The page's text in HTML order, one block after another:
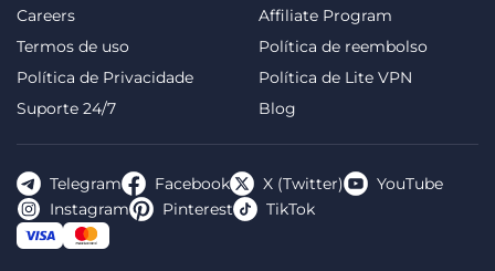
Careers
Affiliate Program
Termos de uso
Política de reembolso
Política de Privacidade
Política de Lite VPN
Suporte 24/7
Blog
Telegram Facebook X (Twitter)
YouTube
Instagram
Pinterest TikTok